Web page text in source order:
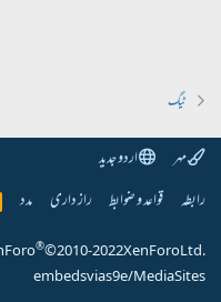
ٹیگ
مہر
اردو جدید
رابطہ قواعد و ضوابط راز داری مدد
®© 2010-2022 XenForo Ltd.
embeds via s9e/MediaSites